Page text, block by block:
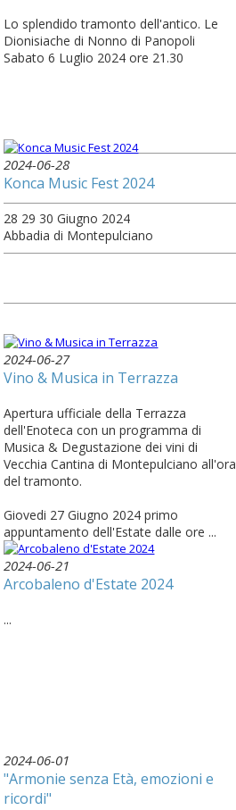
Lo splendido tramonto dell'antico. Le
Dionisiache di Nonno di Panopoli
Sabato 6 Luglio 2024 ore 21.30
2024-06-28
Konca Music Fest 2024
28 29 30 Giugno 2024
Abbadia di Montepulciano
2024-06-27
Vino & Musica in Terrazza
Apertura ufficiale della Terrazza
dell'Enoteca con un programma di
Musica & Degustazione dei vini di
Vecchia Cantina di Montepulciano all'ora
del tramonto.
Giovedi 27 Giugno 2024 primo
appuntamento dell'Estate dalle ore ...
2024-06-21
Arcobaleno d'Estate 2024
...
2024-06-01
"Armonie senza Età, emozioni e
ricordi"